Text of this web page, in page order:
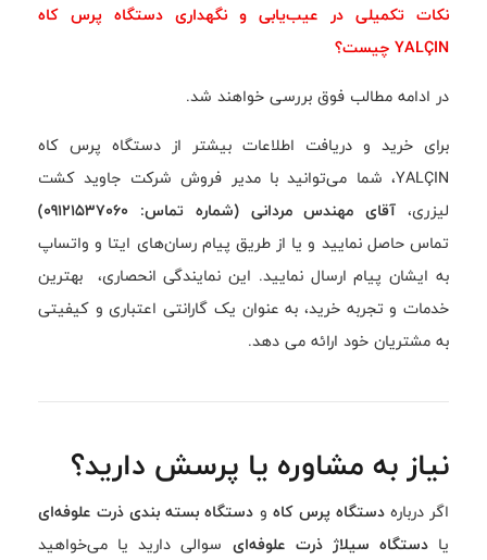
نکات تکمیلی در عیب‌یابی و نگهداری دستگاه پرس کاه
YALÇIN چیست؟
در ادامه مطالب فوق بررسی خواهند شد.
برای خرید و دریافت اطلاعات بیشتر از دستگاه پرس کاه
YALÇIN، شما می‌توانید با مدیر فروش شرکت جاوید کشت
لیزری، آقای مهندس مردانی (شماره تماس: 09121537060)
تماس حاصل نمایید و یا از طریق پیام رسان‌های ایتا و واتساپ
به ایشان پیام ارسال نمایید. این نمایندگی انحصاری، بهترین
خدمات و تجربه خرید، به عنوان یک گارانتی اعتباری و کیفیتی
به مشتریان خود ارائه می دهد.
نیاز به مشاوره یا پرسش دارید؟
اگر دربارهدستگاه پرس کاه و دستگاه بسته بندی ذرت علوفه‌ای
یادستگاه سیلاژ ذرت علوفه‌ای سوالی دارید یا می‌خواهید